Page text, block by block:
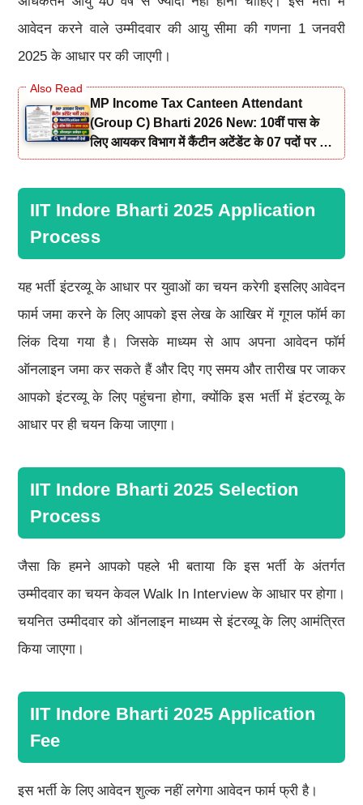
आवेदन करने वाले उम्मीदवार की आयु सीमा की गणना 1 जनवरी
2025 के आधार पर की जाएगी।
MP Income Tax Canteen Attendant
(Group C) Bharti 2026 New: 10वीं पास के
लिए आयकर विभाग में कैंटीन अटेंडेंट के 07 पदों पर भर्ती
नोटिफिकेशन और आवेदन जारी
IIT Indore Bharti 2025 Application
Process
यह भर्ती इंटरव्यू के आधार पर युवाओं का चयन करेगी इसलिए आवेदन
फार्म जमा करने के लिए आपको इस लेख के आखिर में गूगल फॉर्म का
लिंक दिया गया है। जिसके माध्यम से आप अपना आवेदन फॉर्म
ऑनलाइन जमा कर सकते हैं और दिए गए समय और तारीख पर जाकर
आपको इंटरव्यू के लिए पहुंचना होगा, क्योंकि इस भर्ती में इंटरव्यू के
आधार पर ही चयन किया जाएगा।
IIT Indore Bharti 2025 Selection
Process
जैसा कि हमने आपको पहले भी बताया कि इस भर्ती के अंतर्गत
उम्मीदवार का चयन केवल Walk In Interview के आधार पर होगा।
चयनित उम्मीदवार को ऑनलाइन माध्यम से इंटरव्यू के लिए आमंत्रित
किया जाएगा।
IIT Indore Bharti 2025 Application
Fee
इस भर्ती के लिए आवेदन शुल्क नहीं लगेगा आवेदन फार्म फ्री है।